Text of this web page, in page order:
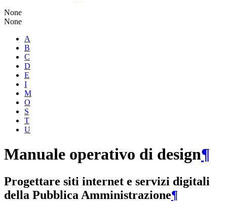
None
None
A
B
C
D
E
I
M
O
S
T
U
Manuale operativo di design¶
Progettare siti internet e servizi digitali
della Pubblica Amministrazione¶